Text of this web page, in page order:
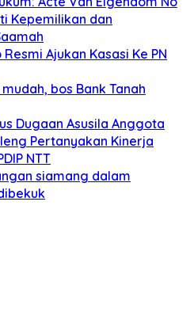
Kepemilikan dan
Ajukan Kasasi Ke PN
bos Bank Tanah
Dugaan Asusila Anggota
Pertanyakan Kinerja
NTT
siamang dalam